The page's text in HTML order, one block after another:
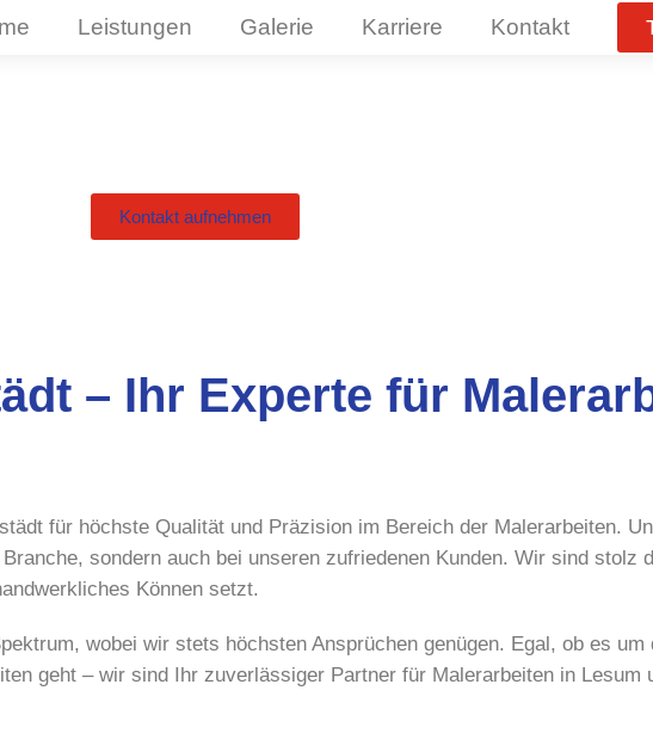
Leistungen Galerie Karriere Kontakt
Kontakt aufnehmen
– Ihr Experte für
für höchste Qualität und Präzision im Bereich der Malerarbeiten.
sondern auch bei unseren zufriedenen Kunden. Wir sind stolz
Können setzt.
wobei wir stets höchsten Ansprüchen genügen. Egal, ob es um
geht – wir sind Ihr zuverlässiger Partner für Malerarbeiten in Lesum